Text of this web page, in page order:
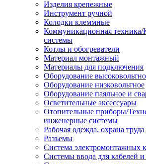
Изделия крепежные
Инструмент ручной
Колодки клеммные
Коммуникационная
системы
Котлы и обогреватели
Материал монтажный
Материалы для подключения
Оборудование
Оборудование низковольтное
Оборудование паяльное и
Осветительные аксессуары
Отопительные приборы/
инженерные системы
Рабочая одежда, охрана труда
Разъемы
Система электромонтажных
Системы ввода для кабелей